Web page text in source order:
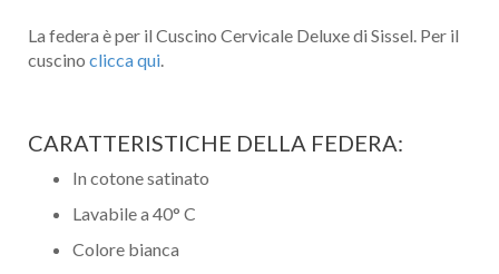
La federa è per il Cuscino Cervicale Deluxe di Sissel. Per il
cuscino clicca qui
CARATTERISTICHE DELLA FEDERA:
In cotone satinato
Lavabile a 40° C
Colore bianca